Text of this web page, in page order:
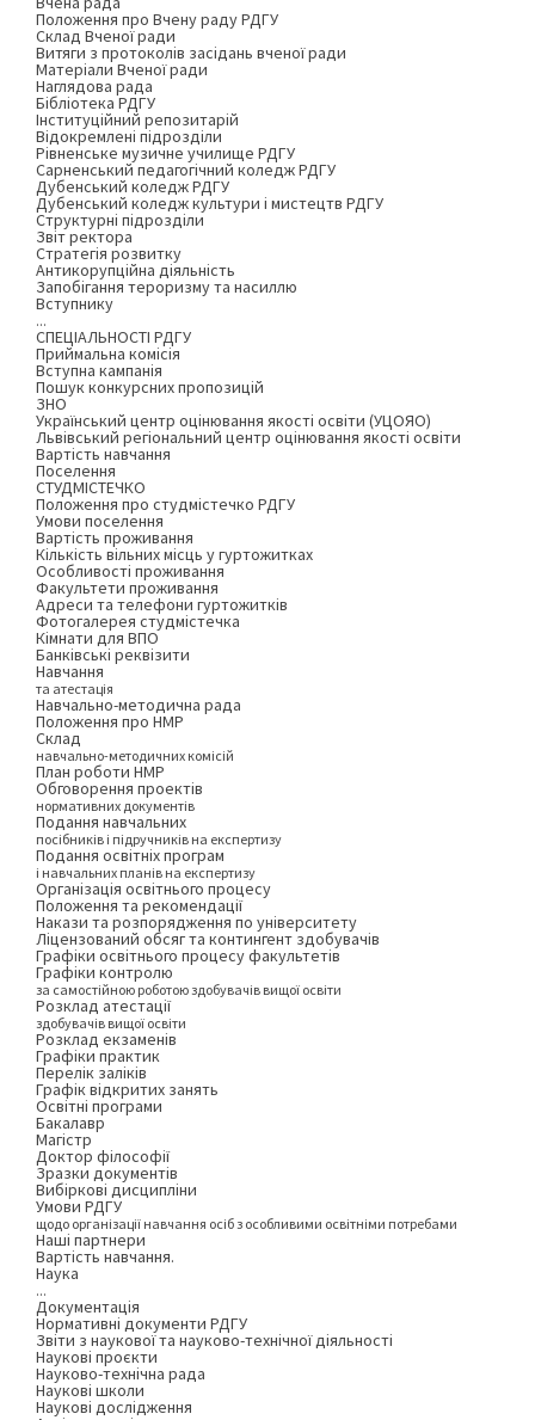
Положення про Вчену раду РДГУ
Склад Вченої ради
Витяги з протоколів засідань вченої ради
Матеріали Вченої ради
Наглядова рада
Бібліотека РДГУ
Інституційний репозитарій
Відокремлені підрозділи
Рівненське музичне училище РДГУ
Сарненський педагогічний коледж РДГУ
Дубенський коледж РДГУ
Дубенський коледж культури і мистецтв РДГУ
Структурні підрозділи
Звіт ректора
Стратегія розвитку
Антикорупційна діяльність
Запобігання тероризму та насиллю
Вступнику
...
СПЕЦІАЛЬНОСТІ РДГУ
Приймальна комісія
Вступна кампанія
Пошук конкурсних пропозицій
ЗНО
Український центр оцінювання якості освіти (УЦОЯО)
Львівський регіональний центр оцінювання якості освіти
Вартість навчання
Поселення
СТУДМІСТЕЧКО
Положення про студмістечко РДГУ
Умови поселення
Вартість проживання
Кількість вільних місць у гуртожитках
Особливості проживання
Факультети проживання
Адреси та телефони гуртожитків
Фотогалерея студмістечка
Кімнати для ВПО
Банківські реквізити
Навчання
та атестація
Навчально-методична рада
Положення про НМР
Склад
навчально-методичних комісій
План роботи НМР
Обговорення проектів
нормативних документів
Подання навчальних
посібників і підручників на експертизу
Подання освітніх програм
і навчальних планів на експертизу
Організація освітнього процесу
Положення та рекомендації
Накази та розпорядження по університету
Ліцензований обсяг та контингент здобувачів
Графіки освітнього процесу факультетів
Графіки контролю
за самостійною роботою здобувачів вищої освіти
Розклад атестації
здобувачів вищої освіти
Розклад екзаменів
Графіки практик
Перелік заліків
Графік відкритих занять
Освітні програми
Бакалавр
Магістр
Доктор філософії
Зразки документів
Вибіркові дисципліни
Умови РДГУ
щодо організації навчання осіб з особливими освітніми потребами
Наші партнери
Вартість навчання.
Наука
...
Документація
Нормативні документи РДГУ
Звіти з наукової та науково-технічної діяльності
Наукові проєкти
Науково-технічна рада
Наукові школи
Наукові дослідження